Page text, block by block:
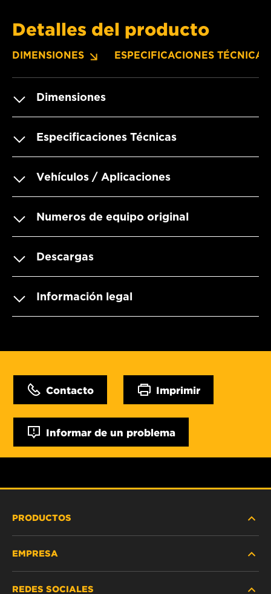
Detalles del producto
DIMENSIONES ESPECIFICACIONES TÉCNICAS
Dimensiones
Especificaciones Técnicas
Vehículos / Aplicaciones
Numeros de equipo original
Descargas
Información legal
Contacto Imprimir
Informar de un problema
PRODUCTOS
EMPRESA
REDES SOCIALES